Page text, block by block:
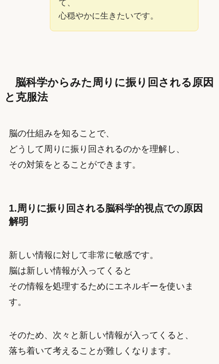
て、
心穏やかに生きたいです。
脳科学からみた周りに振り回される原因
と克服法
脳の仕組みを知ることで、
どうして周りに振り回されるのかを理解し、
その対策をとることができます。
1.周りに振り回される脳科学的視点での原因
解明
新しい情報に対して非常に敏感です。
脳は新しい情報が入ってくると
その情報を処理するためにエネルギーを使いま
す。
そのため、次々と新しい情報が入ってくると、
落ち着いて考えることが難しくなります。